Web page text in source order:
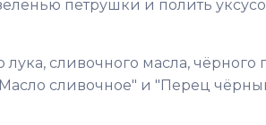
петрушки и полить
сливочного масла, чёрного
сливочное" и "Перец